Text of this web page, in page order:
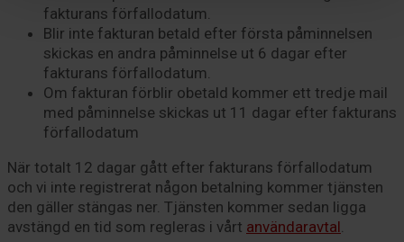
fakturans förfallodatum.
Blir inte fakturan betald efter första påminnelsen
skickas en andra påminnelse ut 6 dagar efter
fakturans förfallodatum.
Om fakturan förblir obetald kommer ett tredje mail
med påminnelse skickas ut 11 dagar efter fakturans
förfallodatum
När totalt 12 dagar gått efter fakturans förfallodatum
och vi inte registrerat någon betalning kommer tjänsten
den gäller stängas ner. Tjänsten kommer sedan ligga
avstängd en tid som regleras i vårt användaravtal